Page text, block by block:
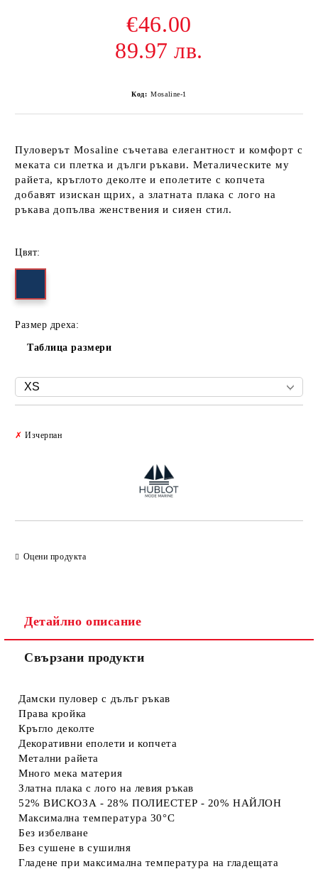
€46.00
89.97 лв.
Код: Mosaline-1
ПуловерътMosaline съчетава елегантност и комфорт с
меката си плетка и дълги ръкави. Металическите му
райета, кръглото деколте и еполетите с копчета
добавят изискан щрих, а златната плака с лого на
ръкава допълва женствения и сияен стил.
Цвят:
Размер дреха:
Таблица размери
✗ Изчерпан
Оцени продукта
Детайлно описание
Свързани продукти
Дамски пуловер с дълъг ръкав
Права кройка
Кръгло деколте
Декоративни еполети и копчета
Метални райета
Много мека материя
Златна плака с лого на левия ръкав
52% ВИСКОЗА - 28% ПОЛИЕСТЕР - 20% НАЙЛОН
Максимална температура 30°C
Без избелване
Без сушене в сушилня
Гладене при максимална температура на гладещата